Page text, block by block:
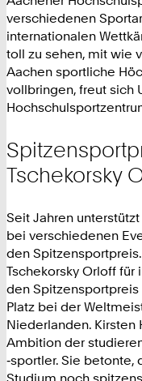
verschiedenen
internationalen
toll zu sehen, mit wie
Aachen sportliche
vollbringen, freut sich
Tschekorsky
Seit Jahren unterstützt
bei verschiedenen
den
Tschekorsky Orloff für
den Spitzensportpreis
Platz bei der
Niederlanden. Kirsten
Ambition der
‑sportler. Sie
Studium noch